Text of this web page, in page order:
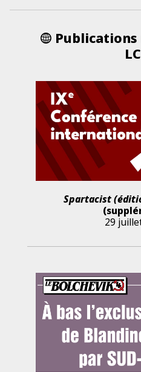
Spartacist
29